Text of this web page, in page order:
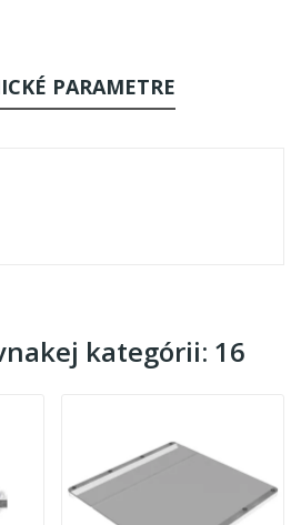
PARAMETRE
kategórii: 16